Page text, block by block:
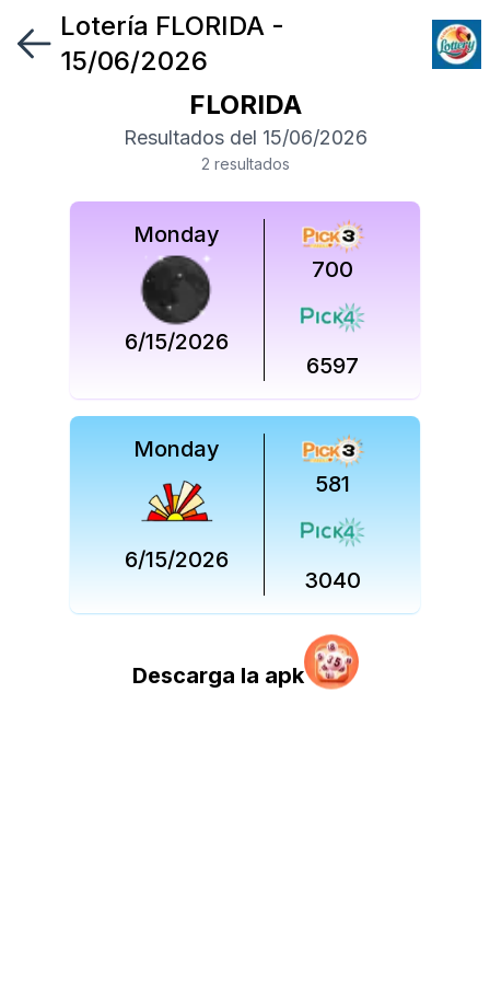
Síguenos
en
Lotería FLORIDA -
15/06/2026
FLORIDA
Resultados del 15/06/2026
2 resultados
Monday
6/15/2026
700
6597
Monday
6/15/2026
581
3040
Descarga la apk